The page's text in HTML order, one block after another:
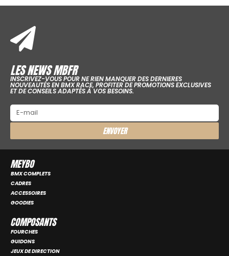
LES NEWS MBFR
INSCRIVEZ-VOUS POUR NE RIEN MANQUER DES DERNIERES
NOUVEAUTÉS EN BMX RACE, PROFITER DE PROMOTIONS EXCLUSIVES
ET DE CONSEILS ADAPTÉS À VOS BESOINS.
ENVOYER
MEYBO
BMX COMPLETS
CADRES
ACCESSOIRES
GOODIES
COMPOSANTS
FOURCHES
GUIDONS
JEUX DE DIRECTION